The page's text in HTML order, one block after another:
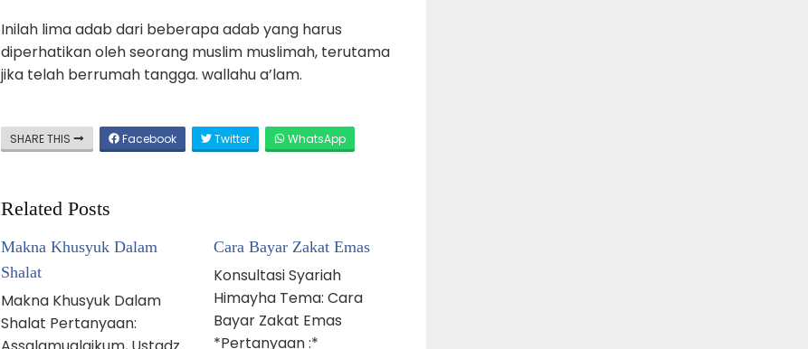
Inilah lima adab dari beberapa adab yang harus
diperhatikan oleh seorang muslim muslimah, terutama
jika telah berrumah tangga. wallahu a’lam.
SHARE THIS Facebook Twitter WhatsApp
Related Posts
Makna Khusyuk Dalam
Shalat
Makna Khusyuk Dalam
Shalat Pertanyaan:
Cara Bayar Zakat Emas
Konsultasi Syariah
Himayha Tema: Cara
Bayar Zakat Emas
*Pertanyaan :*